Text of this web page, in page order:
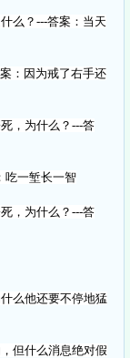
么？---答案：当天
：因为戒了右手还
，为什么？---答
吃一堑长一智
，为什么？---答
么他还要不停地猛
但什么消息绝对假